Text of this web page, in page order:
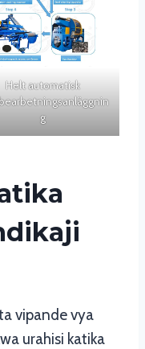
Helt automatisk
g
vipande vya
urahisi katika